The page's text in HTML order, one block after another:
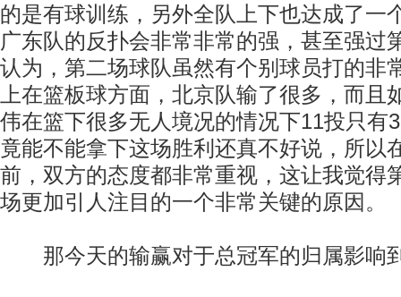
的是有球训练，另外全队上下也达成了一
广东队的反扑会非常非常的强，甚至强过
认为，第二场球队虽然有个别球员打的非
上在篮板球方面，北京队输了很多，而且
伟在篮下很多无人境况的情况下11投只有
竟能不能拿下这场胜利还真不好说，所以
前，双方的态度都非常重视，这让我觉得
场更加引人注目的一个非常关键的原因。
那今天的输赢对于总冠军的归属影响